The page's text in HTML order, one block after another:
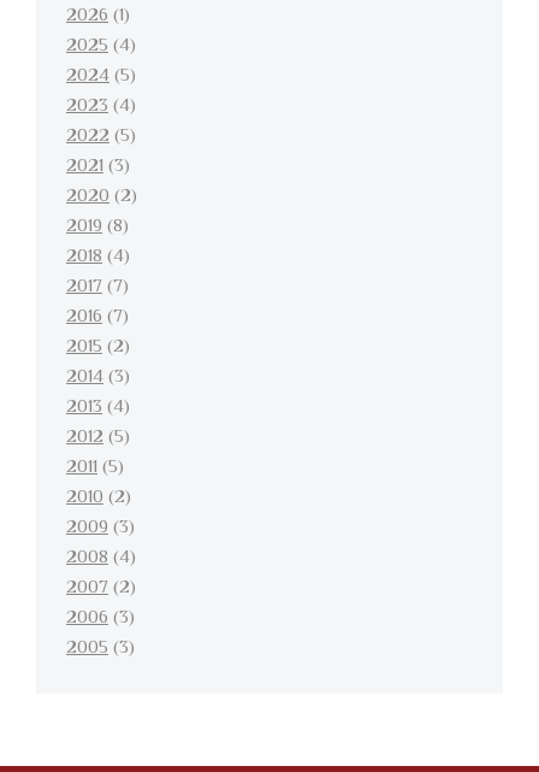
2026(1)
2025(4)
2024(5)
2023(4)
2022(5)
2021(3)
2020(2)
2019(8)
2018(4)
2017(7)
2016(7)
2015(2)
2014(3)
2013(4)
2012(5)
2011(5)
2010(2)
2009(3)
2008(4)
2007(2)
2006(3)
2005(3)